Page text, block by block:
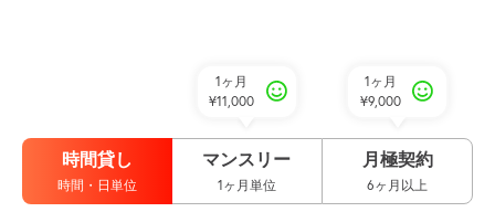
時間貸し
時間・日単位
1ヶ月
¥11,000
マンスリー
1ヶ月単位
1ヶ月
¥9,000
月極契約
6ヶ月以上